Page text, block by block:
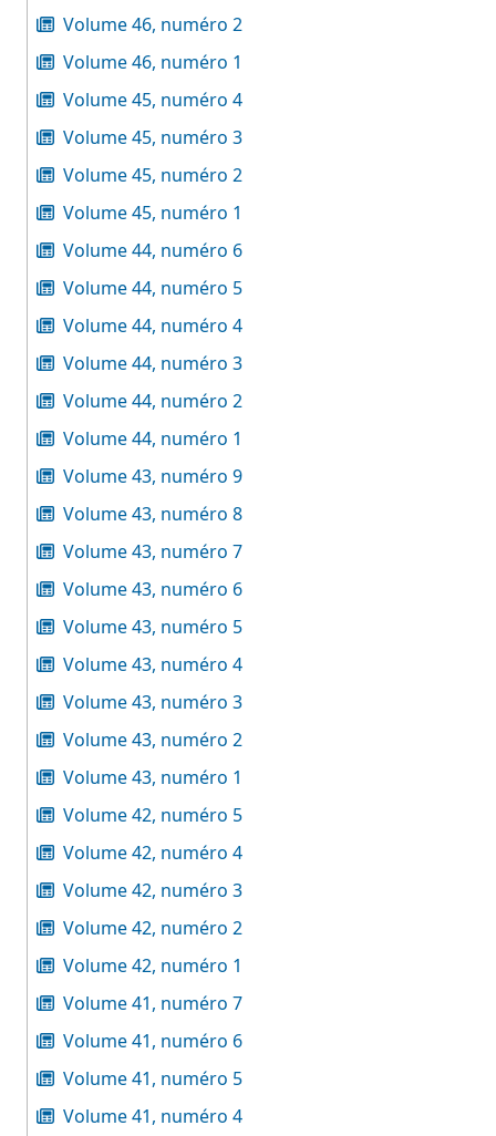
Volume 46, numéro 2
Volume 46, numéro 1
Volume 45, numéro 4
Volume 45, numéro 3
Volume 45, numéro 2
Volume 45, numéro 1
Volume 44, numéro 6
Volume 44, numéro 5
Volume 44, numéro 4
Volume 44, numéro 3
Volume 44, numéro 2
Volume 44, numéro 1
Volume 43, numéro 9
Volume 43, numéro 8
Volume 43, numéro 7
Volume 43, numéro 6
Volume 43, numéro 5
Volume 43, numéro 4
Volume 43, numéro 3
Volume 43, numéro 2
Volume 43, numéro 1
Volume 42, numéro 5
Volume 42, numéro 4
Volume 42, numéro 3
Volume 42, numéro 2
Volume 42, numéro 1
Volume 41, numéro 7
Volume 41, numéro 6
Volume 41, numéro 5
Volume 41, numéro 4